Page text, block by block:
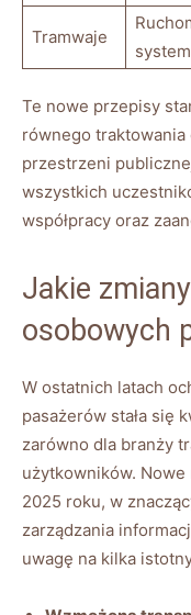
Tramwaje
Te nowe przepisy
równego traktowania
przestrzeni
wszystkich
współpracy oraz
Jakie
⁣osobowych
W ostatnich latach
pasażerów‍ stała się
zarówno dla ⁤branży
użytkowników.‌
2025 roku, w
zarządzania
‍uwagę ‍na kilka⁣